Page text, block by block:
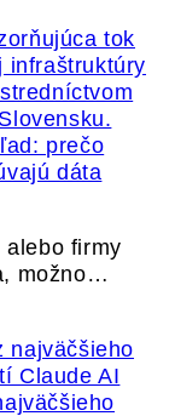
prečo
dáta
alebo firmy
možno…